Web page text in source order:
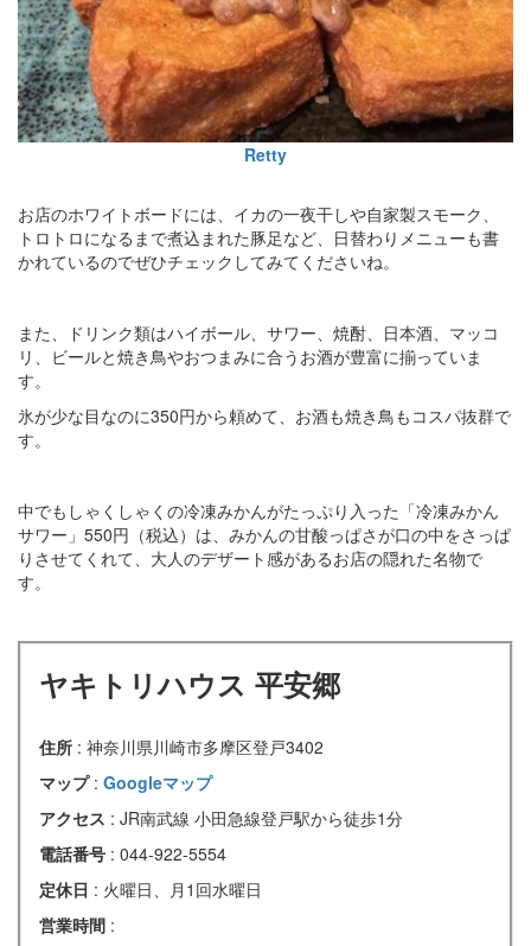
Retty
お店のホワイトボードには、イカの一夜干しや自家製スモーク、
トロトロになるまで煮込まれた豚足など、日替わりメニューも書
かれているのでぜひチェックしてみてくださいね。
また、ドリンク類はハイボール、サワー、焼酎、日本酒、マッコ
リ、ビールと焼き鳥やおつまみに合うお酒が豊富に揃っていま
す。
氷が少な目なのに350円から頼めて、お酒も焼き鳥もコスパ抜群で
す。
中でもしゃくしゃくの冷凍みかんがたっぷり入った「冷凍みかん
サワー」550円（税込）は、みかんの甘酸っぱさが口の中をさっぱ
りさせてくれて、大人のデザート感があるお店の隠れた名物で
す。
ヤキトリハウス 平安郷
住所 : 神奈川県川崎市多摩区登戸3402
マップ : Googleマップ
アクセス : JR南武線 小田急線登戸駅から徒歩1分
電話番号 : 044-922-5554
定休日 : 火曜日、月1回水曜日
営業時間 :